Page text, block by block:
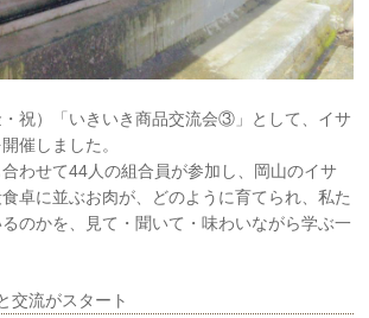
祝）「いきいき商品交流会③」として、イサ
催しました。
わせて44人の組合員が参加し、岡山のイサ
卓に並ぶお肉が、どのように育てられ、私た
のかを、見て・聞いて・味わいながら学ぶ一
交流がスタート